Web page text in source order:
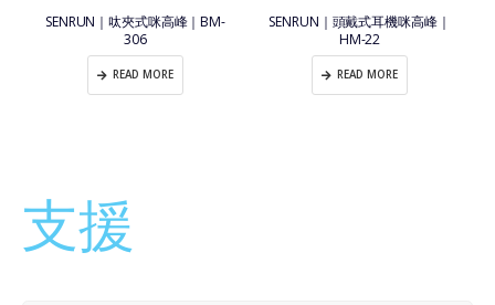
SENRUN｜呔夾式咪高峰｜BM-
306
READ MORE
SENRUN｜頭戴式耳機咪高峰｜
HM-22
READ MORE
支援